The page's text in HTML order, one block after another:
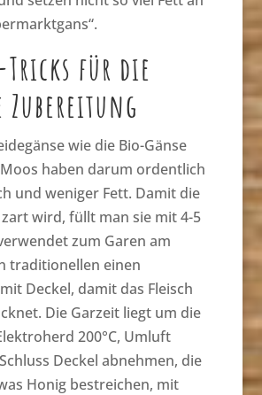
Tricks für die
Zubereitung
wie die Bio-Gänse
haben darum ordentlich
und weniger Fett. Damit die
wird, füllt man sie mit 4-5
zum Garen am
traditionellen einen
mit Deckel, damit das Fleisch
Die Garzeit liegt um die
200°C, Umluft
Deckel abnehmen, die
Honig bestreichen, mit